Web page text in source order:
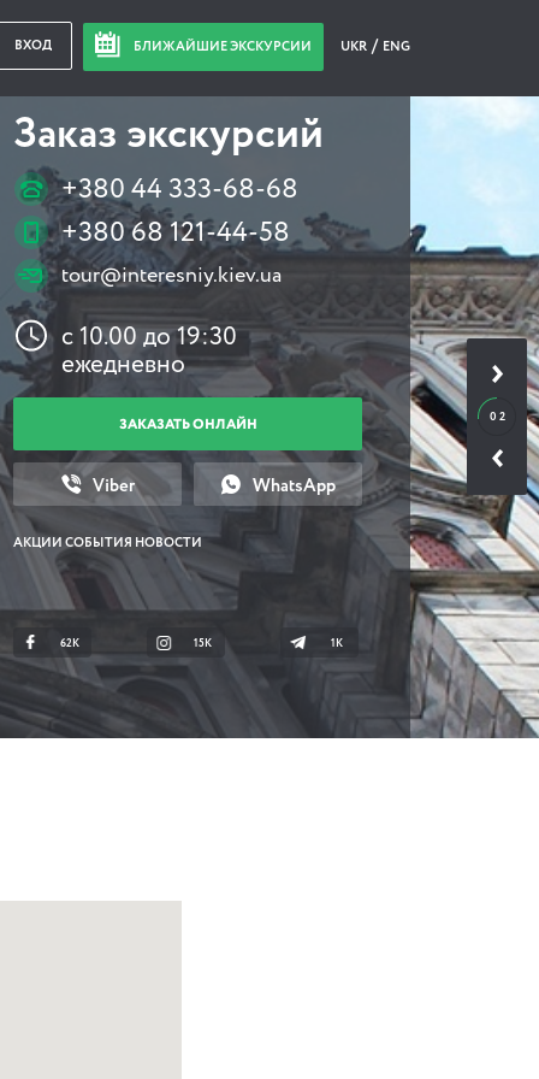
ВХОД БЛИЖАЙШИЕ ЭКСКУРСИИ UKR ENG
0 2
Заказ экскурсий
+380 44 333-68-68
+380 68 121-44-58
tour@interesniy.kiev.ua
с 10.00 до 19:30
ежедневно
ЗАКАЗАТЬ ОНЛАЙН
Viber WhatsApp
АКЦИИ СОБЫТИЯ НОВОСТИ
62K 15K 1К